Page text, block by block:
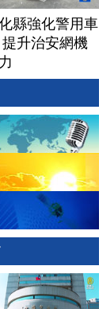
縣強化警用車
升治安網機